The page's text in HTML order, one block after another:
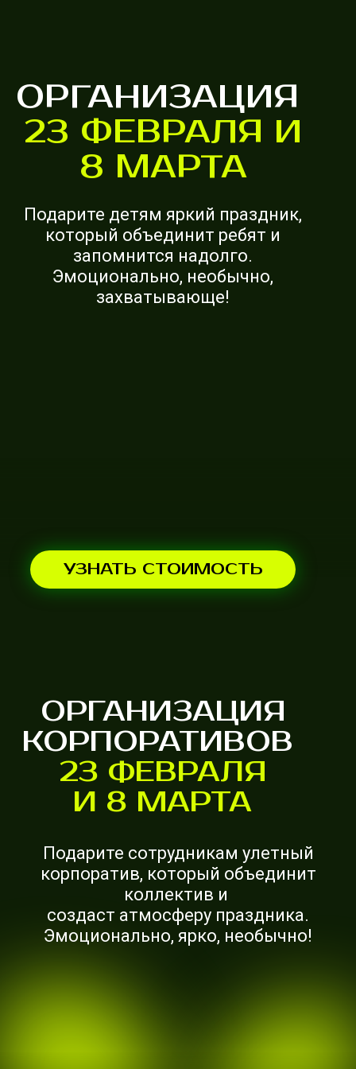
УЗНАТЬ СТОИМОСТЬ
Подарите детям яркий праздник,
который объединит ребят и
запомнится надолго.
Эмоционально, необычно,
захватывающе!
ОРГАНИЗАЦИЯ
23 ФЕВРАЛЯ И
8 МАРТА
Подарите сотрудникам улетный
корпоратив, который объединит
коллектив и
создаст атмосферу праздника.
Эмоционально, ярко, необычно!
ОРГАНИЗАЦИЯ
КОРПОРАТИВОВ
23 ФЕВРАЛЯ
И 8 МАРТА